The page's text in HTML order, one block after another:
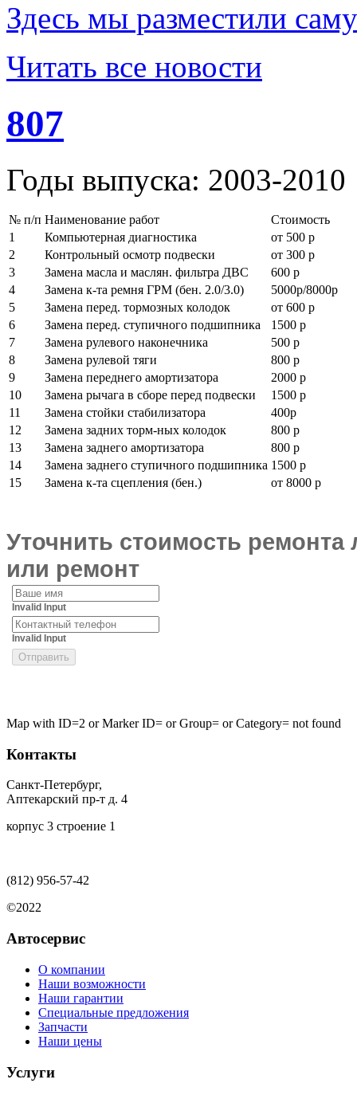
Здесь мы разместили
Читать все новости
807
Годы выпуска: 2003-2010
№ п/п Наименование работ
Стоимость
1
Компьютерная диагностика
от 500 р
2
Контрольный осмотр подвески
от 300 р
3
Замена масла и маслян. фильтра ДВС
600 р
4
Замена к-та ремня ГРМ (бен. 2.0/3.0)
5000р/8000р
5
Замена перед. тормозных колодок
от 600 р
6
Замена перед. ступичного подшипника
1500 р
7
Замена рулевого наконечника
500 р
8
Замена рулевой тяги
800 р
9
Замена переднего амортизатора
2000 р
10
Замена рычага в сборе перед подвески
1500 р
11
Замена стойки стабилизатора
400р
12
Замена задних торм-ных колодок
800 р
13
Замена заднего амортизатора
800 р
14
Замена заднего ступичного подшипника 1500 р
15
Замена к-та сцепления (бен.) от 8000 р
Уточнить стоимость ремонта
или ремонт
Invalid Input
Invalid Input
Map with ID=2 or Marker ID= or Group= or Category= not found
Контакты
Санкт-Петербург,
Аптекарский пр-т д. 4
корпус 3 строение 1
(812) 956-57-42
©2022
Автосервис
О компании
Наши возможности
Наши гарантии
Специальные предложения
Запчасти
Наши цены
Услуги